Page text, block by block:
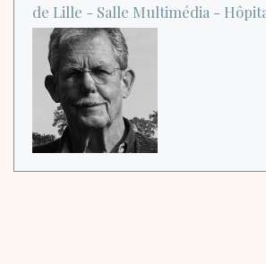
de Lille - Salle Multimédia -